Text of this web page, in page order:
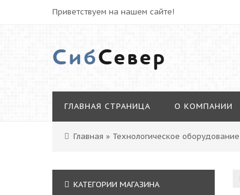
Приветствуем на нашем сайте!
СибСевер
ГЛАВНАЯ СТРАНИЦА О КОМПАНИИ
Главная » Технологическое оборудование
КАТЕГОРИИ МАГАЗИНА